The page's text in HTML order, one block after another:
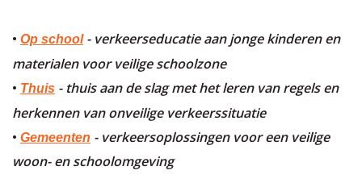
• Op school- verkeerseducatie aan jonge kinderen en
materialen voor veilige schoolzone
• Thuis - thuis aan de slag met het leren van regels en
herkennen van onveilige verkeerssituatie
• Gemeenten - verkeersoplossingen voor een veilige
woon- en schoolomgeving